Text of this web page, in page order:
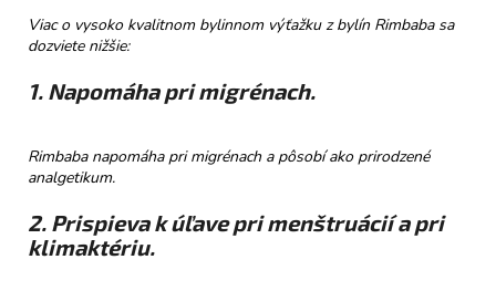
Viac o vysoko kvalitnom bylinnom výťažku z bylín Rimbaba sa
dozviete nižšie:
1. Napomáha pri migrénach.
Rimbaba napomáha pri migrénach a pôsobí ako prirodzené
analgetikum.
2. Prispieva k úľave pri menštruácií a pri
klimaktériu.
ČOKOLÁDA
54%
VIŠNE
RÍBEZLE